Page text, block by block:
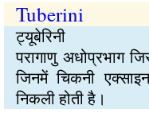
Tuberini
ट्यूबेरिनी
परागाणु अधोप्रभाग
जिनमें चिकनी
निकली होती है।